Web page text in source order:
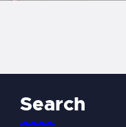
Search